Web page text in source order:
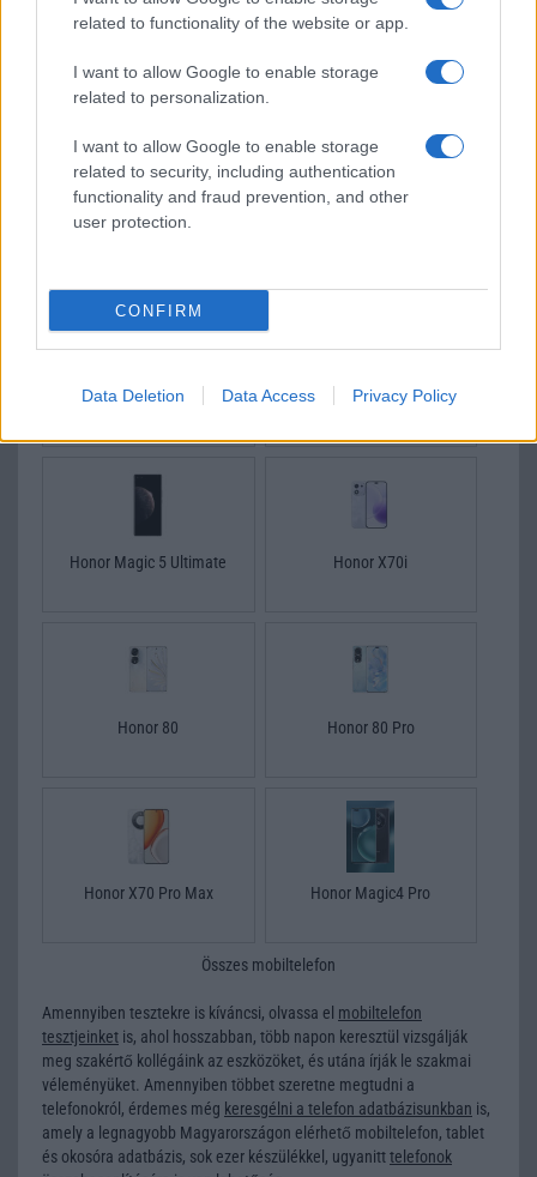
related to functionality of the website or app.
I want to allow Google to enable storage
related to personalization.
I want to allow Google to enable storage
related to security, including authentication
functionality and fraud prevention, and other
user protection.
CONFIRM
Data Deletion Data Access Privacy Policy
Honor Play 9A Honor V40
Honor X5d
Honor X20 Honor 70 Pro
Honor Magic 5 Ultimate Honor X70i
Honor 80 Honor 80 Pro
Honor X70 Pro Max Honor Magic4 Pro
Összes mobiltelefon
Amennyiben tesztekre is kíváncsi, olvassa el mobiltelefon
tesztjeinket is, ahol hosszabban, több napon keresztül vizsgálják
meg szakértő kollégáink az eszközöket, és utána írják le szakmai
véleményüket. Amennyiben többet szeretne megtudni a
telefonokról, érdemes még keresgélni a telefon adatbázisunkban is,
amely a legnagyobb Magyarországon elérhető mobiltelefon, tablet
és okosóra adatbázis, sok ezer készülékkel, ugyanitttelefonok